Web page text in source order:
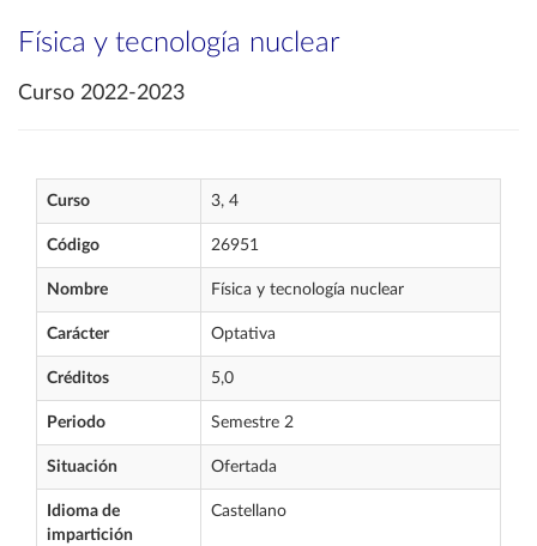
Física y tecnología nuclear
Curso 2022-2023
Curso 3, 4
Código 26951
Nombre Física y tecnología nuclear
Carácter Optativa
Créditos 5,0
Periodo Semestre 2
Situación Ofertada
Idioma de
impartición
Castellano